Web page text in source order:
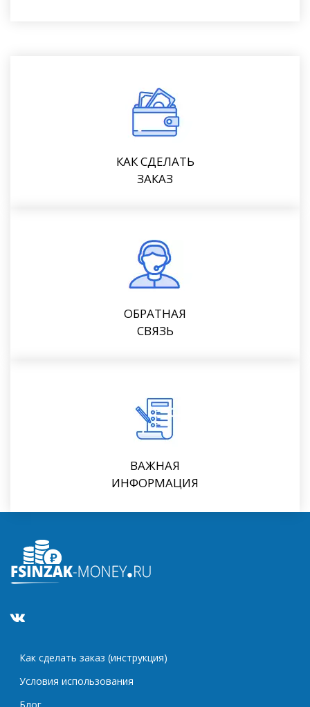
КАК СДЕЛАТЬ
ЗАКАЗ
ОБРАТНАЯ
СВЯЗЬ
ВАЖНАЯ
ИНФОРМАЦИЯ
Как сделать заказ (инструкция)
Условия использования